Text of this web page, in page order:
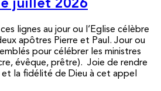
juillet 2026
lignes au jour ou l’Eglise célèbre
apôtres Pierre et Paul. Jour ou
pour célébrer les ministres
évêque, prêtre). Joie de rendre
et la fidélité de Dieu à cet appel